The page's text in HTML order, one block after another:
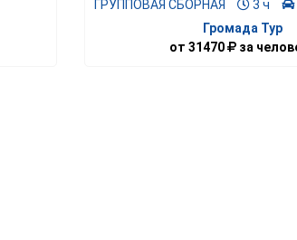
ГРУППОВАЯ СБОРНАЯ
3 ч
Громада Тур
от 31470 за